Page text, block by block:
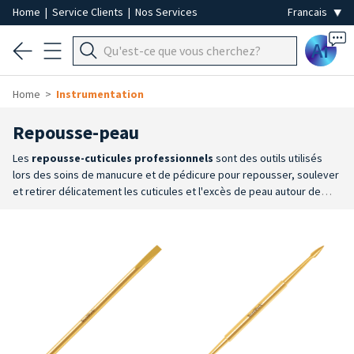
Home | Service Clients | Nos Services
Ai
Home Instrumentation
Repousse-peau
Les repousse-cuticules professionnels sont des outils utilisés
lors des soins de manucure et de pédicure pour repousser, soulever
et retirer délicatement les cuticules et l'excès de peau autour de
permettent de choisir l’outil le plus adapté en fonction du type de
cuticule, de la technique utilisée et de vos besoins. Les modèles en
acier inoxydable se prêtent aux procédures de désinfection et de
stérilisation, tandis que ceux en bois constituent une solution jetable
Double fonctionnalité
: de nombreux modèles sont dotés
de deux extrémités fonctionnelles de formes différentes, conçues